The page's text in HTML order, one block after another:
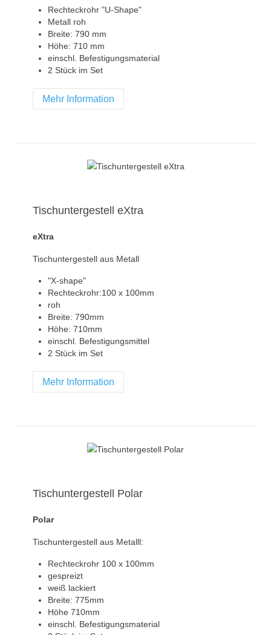
Rechteckrohr "U-Shape"
Metall roh
Breite: 790 mm
Höhe: 710 mm
einschl. Befestigungsmaterial
2 Stück im Set
Mehr Information
Tischuntergestell eXtra
eXtra
Tischuntergestell aus Metall
"X-shape"
Rechteckrohr:100 x 100mm
roh
Breite: 790mm
Höhe: 710mm
einschl. Befestigungsmittel
2 Stück im Set
Mehr Information
Tischuntergestell Polar
Polar
Tischuntergestell aus Metalll:
Rechteckrohr 100 x 100mm
gespreizt
weiß lackiert
Breite: 775mm
Höhe 710mm
einschl. Befestigungsmaterial